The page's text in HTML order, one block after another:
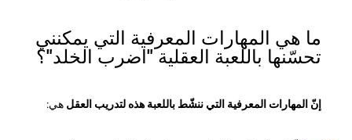
ما هي المهارات المعرفية التي يمكنني
تحسّنها باللعبة العقلية "اضرب الخلد"؟
إنّ المهارات المعرفية التي ننشّط باللعبة هذه لتدريب العقل هي: